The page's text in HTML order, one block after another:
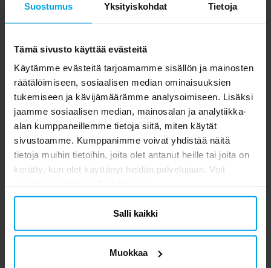
Suostumus Yksityiskohdat Tietoja
Tämä sivusto käyttää evästeitä
Käytämme evästeitä tarjoamamme sisällön ja mainosten
räätälöimiseen, sosiaalisen median ominaisuuksien
tukemiseen ja kävijämäärämme analysoimiseen. Lisäksi
jaamme sosiaalisen median, mainosalan ja analytiikka-
alan kumppaneillemme tietoja siitä, miten käytät
sivustoamme. Kumppanimme voivat yhdistää näitä
tietoja muihin tietoihin, joita olet antanut heille tai joita on
kerätty, kun olet käyttänyt heidän palvelujaan. Voit
Salli kaikki
Muokkaa